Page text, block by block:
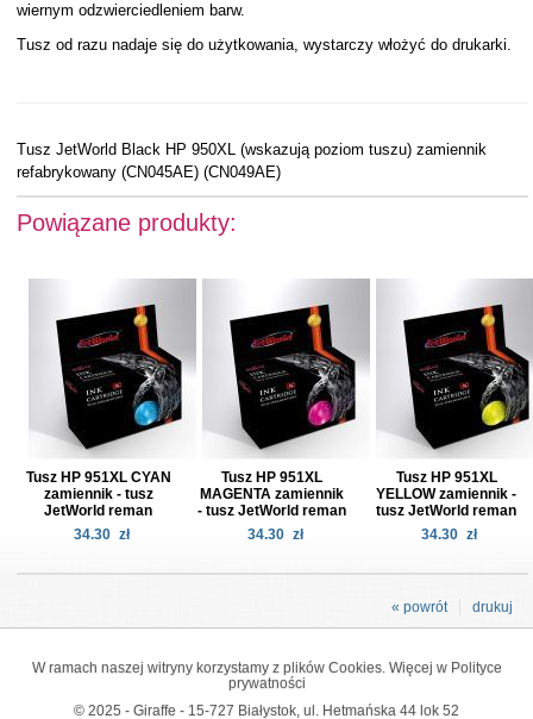
wiernym odzwierciedleniem barw.
Tusz od razu nadaje się do użytkowania, wystarczy włożyć do drukarki.
Tusz JetWorld Black HP 950XL (wskazują poziom tuszu) zamiennik
refabrykowany (CN045AE) (CN049AE)
Powiązane produkty:
Tusz HP 951XL CYAN
zamiennik - tusz
JetWorld reman
34.30 zł
Tusz HP 951XL
MAGENTA zamiennik
- tusz JetWorld reman
34.30 zł
Tusz HP 951XL
YELLOW zamiennik -
tusz JetWorld reman
34.30 zł
drukuj
« powrót
W ramach naszej witryny korzystamy z plików Cookies. Więcej w Polityce
prywatności
© 2025 - Giraffe - 15-727 Białystok, ul. Hetmańska 44 lok 52